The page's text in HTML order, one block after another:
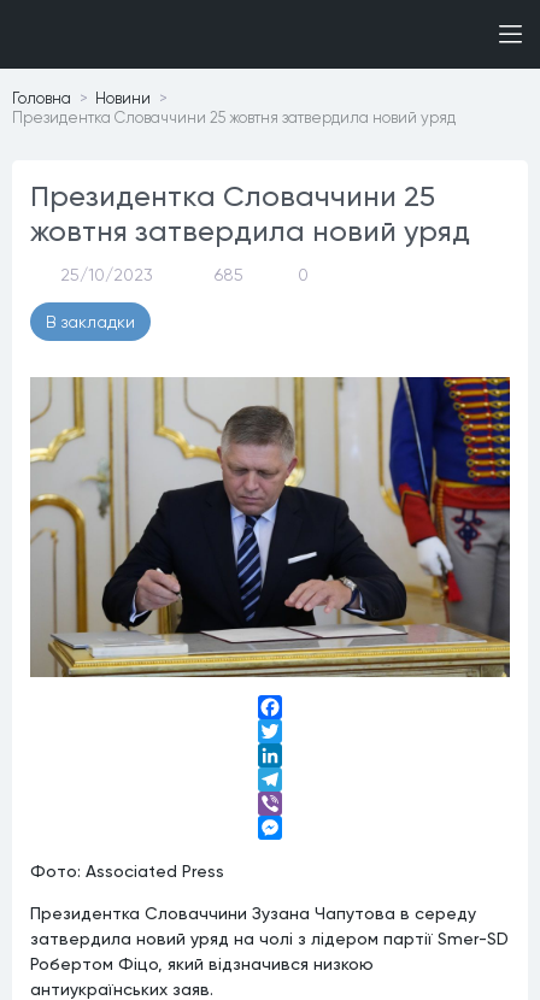
Головна
Новини
Президентка Словаччини 25 жовтня затвердила новий уряд
Президентка Словаччини 25
жовтня затвердила новий уряд
25/10/2023 685 0
В закладки
Facebook
Twitter
LinkedIn
Telegram
Viber
Фото: Associated Press
Президентка Словаччини Зузана Чапутова в середу
затвердила новий уряд на чолі з лідером партії Smer-SD
Робертом Фіцо, який відзначився низкою
антиукраїнських заяв.